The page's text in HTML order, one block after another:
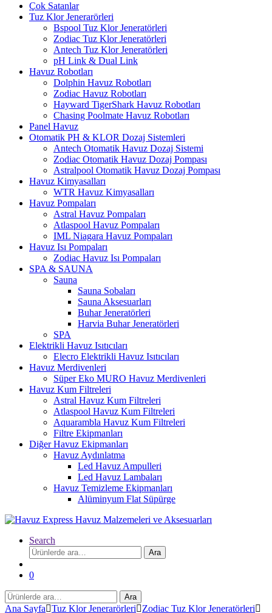
Çok Satanlar
Tuz Klor Jenerarörleri
Bspool Tuz Klor Jeneratörleri
Zodiac Tuz Klor Jeneratörleri
Antech Tuz Klor Jeneratörleri
pH Link & Dual Link
Havuz Robotları
Dolphin Havuz Robotları
Zodiac Havuz Robotları
Hayward TigerShark Havuz Robotları
Chasing Poolmate Havuz Robotları
Panel Havuz
Otomatik PH & KLOR Dozaj Sistemleri
Antech Otomatik Havuz Dozaj Sistemi
Zodiac Otomatik Havuz Dozaj Pompası
Astralpool Otomatik Havuz Dozaj Pompası
Havuz Kimyasalları
WTR Havuz Kimyasalları
Havuz Pompaları
Astral Havuz Pompaları
Atlaspool Havuz Pompaları
IML Niagara Havuz Pompaları
Havuz Isı Pompaları
Zodiac Havuz Isı Pompaları
SPA & SAUNA
Sauna
Sauna Sobaları
Sauna Aksesuarları
Buhar Jeneratörleri
Harvia Buhar Jeneratörleri
SPA
Elektrikli Havuz Isıtıcıları
Elecro Elektrikli Havuz Isıtıcıları
Havuz Merdivenleri
Süper Eko MURO Havuz Merdivenleri
Havuz Kum Filtreleri
Astral Havuz Kum Filtreleri
Atlaspool Havuz Kum Filtreleri
Aquarambla Havuz Kum Filtreleri
Filtre Ekipmanları
Diğer Havuz Ekipmanları
Havuz Aydınlatma
Led Havuz Ampulleri
Led Havuz Lambaları
Havuz Temizleme Ekipmanları
Alüminyum Flat Süpürge
Search
Ara:
Ara
0
Ara:
Ara
Ana Sayfa Tuz Klor Jenerarörleri Zodiac Tuz Klor Jeneratörleri